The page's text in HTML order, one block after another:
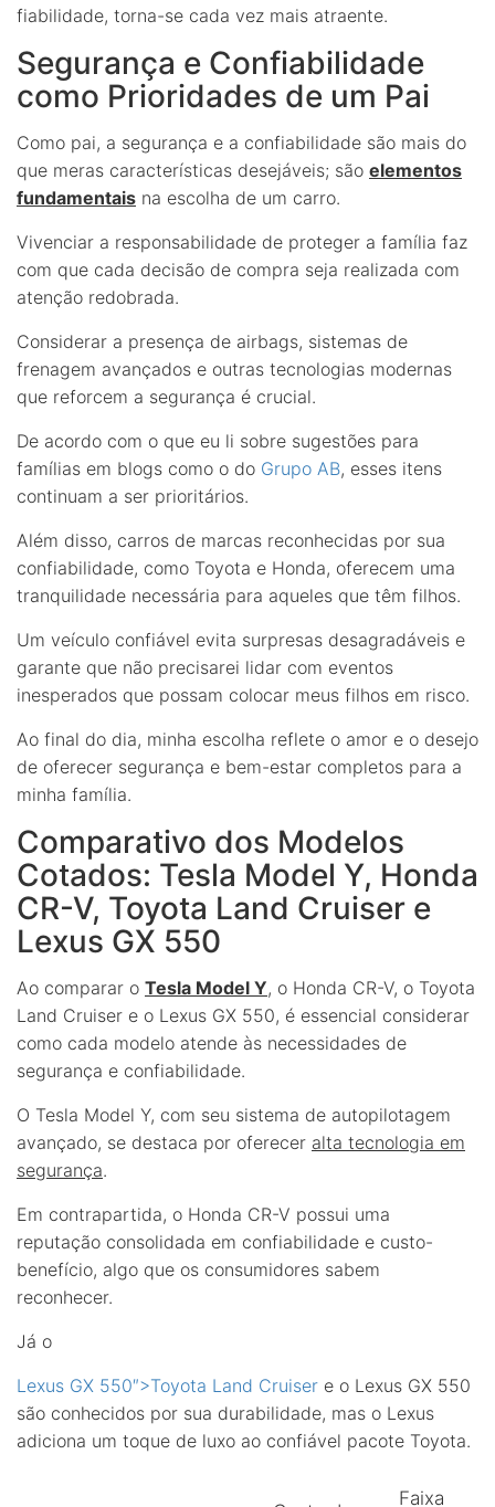
fiabilidade, torna-se cada vez mais atraente.
Segurança e Confiabilidade
como Prioridades de um Pai
Como pai, a segurança e a confiabilidade são mais do
que meras características desejáveis; são elementos
fundamentais na escolha de um carro.
Vivenciar a responsabilidade de proteger a família faz
com que cada decisão de compra seja realizada com
atenção redobrada.
Considerar a presença de airbags, sistemas de
frenagem avançados e outras tecnologias modernas
que reforcem a segurança é crucial.
De acordo com o que eu li sobre sugestões para
famílias em blogs como o do Grupo AB, esses itens
continuam a ser prioritários.
Além disso, carros de marcas reconhecidas por sua
confiabilidade, como Toyota e Honda, oferecem uma
tranquilidade necessária para aqueles que têm filhos.
Um veículo confiável evita surpresas desagradáveis e
garante que não precisarei lidar com eventos
inesperados que possam colocar meus filhos em risco.
Ao final do dia, minha escolha reflete o amor e o desejo
de oferecer segurança e bem-estar completos para a
minha família.
Comparativo dos Modelos
Cotados: Tesla Model Y, Honda
CR-V, Toyota Land Cruiser e
Lexus GX 550
Ao comparar o Tesla Model Y, o Honda CR-V, o Toyota
Land Cruiser e o Lexus GX 550, é essencial considerar
como cada modelo atende às necessidades de
segurança e confiabilidade.
O Tesla Model Y, com seu sistema de autopilotagem
avançado, se destaca por oferecer alta tecnologia em
segurança.
Em contrapartida, o Honda CR-V possui uma
reputação consolidada em confiabilidade e custo-
benefício, algo que os consumidores sabem
reconhecer.
Já o
Lexus GX 550″>Toyota Land Cruiser e o Lexus GX 550
são conhecidos por sua durabilidade, mas o Lexus
adiciona um toque de luxo ao confiável pacote Toyota.
Faixa